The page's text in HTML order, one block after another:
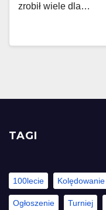
zrobił wiele dla…
TAGI
100lecie Kolędowanie
Ogłoszenie Turniej